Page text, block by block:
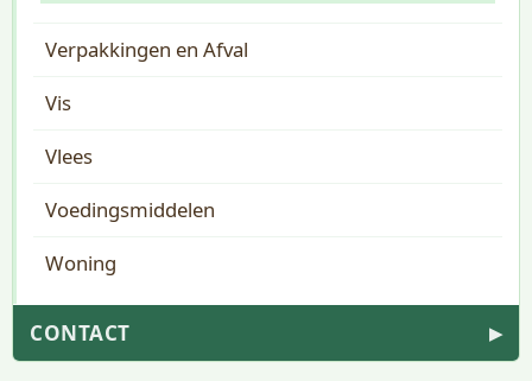
Verpakkingen en Afval
Vis
Vlees
Voedingsmiddelen
Woning
CONTACT ▶